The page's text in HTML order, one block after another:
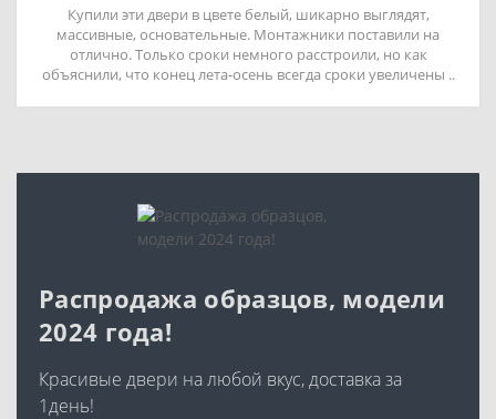
Купили эти двери в цвете белый, шикарно выглядят,
массивные, основательные. Монтажники поставили на
отлично. Только сроки немного расстроили, но как
объяснили, что конец лета-осень всегда сроки увеличены ..
Распродажа образцов, модели
2024 года!
Красивые двери на любой вкус, доставка за
1день!